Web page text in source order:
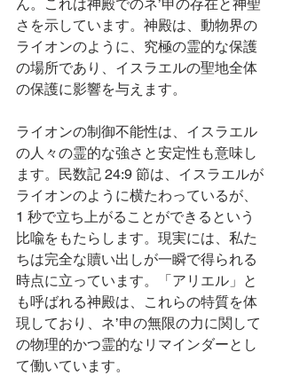
ん。これは神殿でのネ’申の存在と神聖
さを示しています。神殿は、動物界の
ライオンのように、究極の霊的な保護
の場所であり、イスラエルの聖地全体
の保護に影響を与えます。
ライオンの制御不能性は、イスラエル
の人々の霊的な強さと安定性も意味し
ます。民数記 24:9 節は、イスラエルが
ライオンのように横たわっているが、
1 秒で立ち上がることができるという
比喩をもたらします。現実には、私た
ちは完全な贖い出しが一瞬で得られる
時点に立っています。「アリエル」と
も呼ばれる神殿は、これらの特質を体
現しており、ネ’申の無限の力に関して
の物理的かつ霊的なリマインダーとし
て働いています。